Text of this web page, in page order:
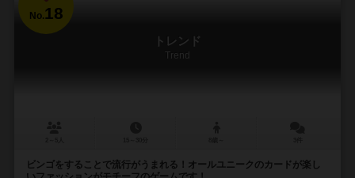
No.18
トレンド
Trend
ビンゴをすることで流行がうまれる！オールユニークのカードが楽し